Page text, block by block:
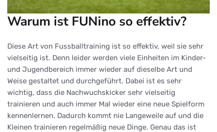
Warum ist FUNino so effektiv?
Diese Art von Fussballtraining ist so effektiv, weil sie sehr
vielseitig ist. Denn leider werden viele Einheiten im Kinder-
und Jugendbereich immer wieder auf dieselbe Art und
Weise gestaltet und durchgeführt. Dabei ist es sehr
wichtig, dass die Nachwuchskicker sehr vielseitig
trainieren und auch immer Mal wieder eine neue Spielform
kennenlernen. Dadurch kommt nie Langeweile auf und die
Kleinen trainieren regelmäßig neue Dinge. Genau das ist